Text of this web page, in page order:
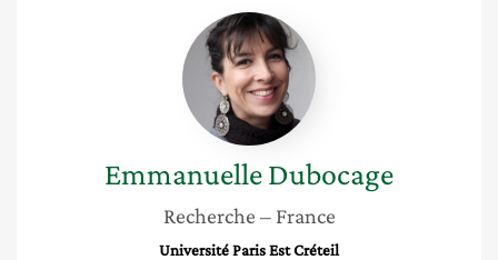
Emmanuelle
Dubocage
EmmanuelleDubocage
Recherche – France
Université Paris Est Créteil